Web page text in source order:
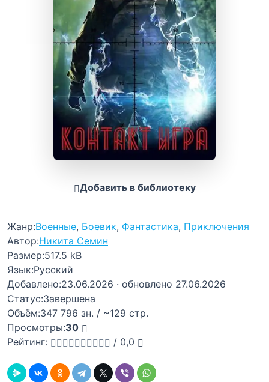
Добавить в библиотеку
Жанр:Военные, Боевик, Фантастика, Приключения
Автор:Никита Семин
Размер:517.5 kB
Язык:Русский
Добавлено:23.06.2026 · обновлено 27.06.2026
Статус:Завершена
Объём:347 796 зн. / ~129 стр.
Просмотры:30
Рейтинг:
/ 0,0